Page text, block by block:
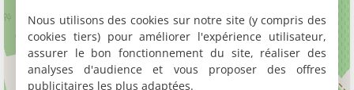
Nous utilisons des cookies sur notre site (y compris des
cookies tiers) pour améliorer l'expérience utilisateur,
assurer le bon fonctionnement du site, réaliser des
analyses d'audience et vous proposer des offres
publicitaires les plus adaptées.